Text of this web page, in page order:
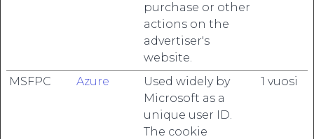
purchase or other
actions on the
advertiser's
website.
MSFPC Azure
Used widely by
Microsoft as a
unique user ID.
The cookie
1 vuosi